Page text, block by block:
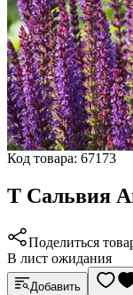
Код товара: 67173
Т Сальвия
Поделиться
В лист ожидания
Добавить